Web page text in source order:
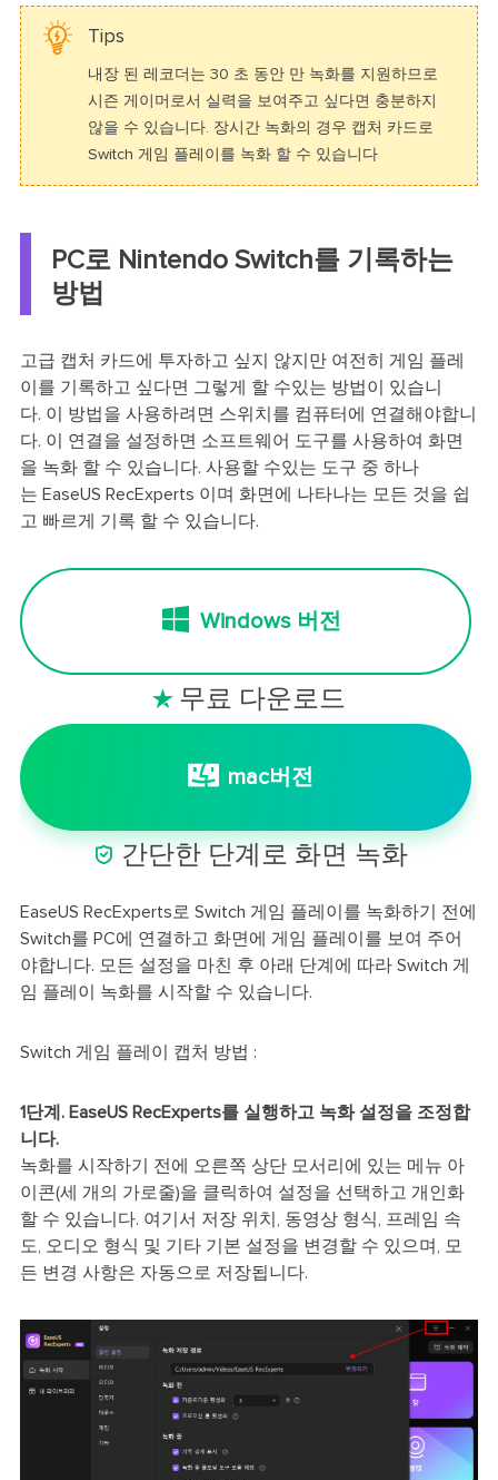
Tips
내장 된 레코더는 30 초 동안 만 녹화를 지원하므로
시즌 게이머로서 실력을 보여주고 싶다면 충분하지
않을 수 있습니다. 장시간 녹화의 경우 캡처 카드로
Switch 게임 플레이를 녹화 할 수 있습니다
PC로 Nintendo Switch를 기록하는
방법
고급 캡처 카드에 투자하고 싶지 않지만 여전히 게임 플레
이를 기록하고 싶다면 그렇게 할 수있는 방법이 있습니
다. 이 방법을 사용하려면 스위치를 컴퓨터에 연결해야합니
다. 이 연결을 설정하면 소프트웨어 도구를 사용하여 화면
을 녹화 할 수 있습니다. 사용할 수있는 도구 중 하나
는 EaseUS RecExperts 이며 화면에 나타나는 모든 것을 쉽
고 빠르게 기록 할 수 있습니다.
Windows 버전
 무료 다운로드
mac버전
 간단한 단계로 화면 녹화
EaseUS RecExperts로 Switch 게임 플레이를 녹화하기 전에
Switch를 PC에 연결하고 화면에 게임 플레이를 보여 주어
야합니다. 모든 설정을 마친 후 아래 단계에 따라 Switch 게
임 플레이 녹화를 시작할 수 있습니다.
Switch 게임 플레이 캡처 방법 :
1단계. EaseUS RecExperts를 실행하고 녹화 설정을 조정합
니다.
녹화를 시작하기 전에 오른쪽 상단 모서리에 있는 메뉴 아
이콘(세 개의 가로줄)을 클릭하여 설정을 선택하고 개인화
할 수 있습니다. 여기서 저장 위치, 동영상 형식, 프레임 속
도, 오디오 형식 및 기타 기본 설정을 변경할 수 있으며, 모
든 변경 사항은 자동으로 저장됩니다.